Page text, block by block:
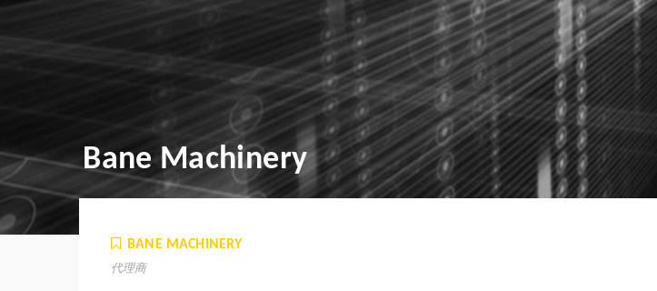
Bane Machinery
BANE MACHINERY
代理商